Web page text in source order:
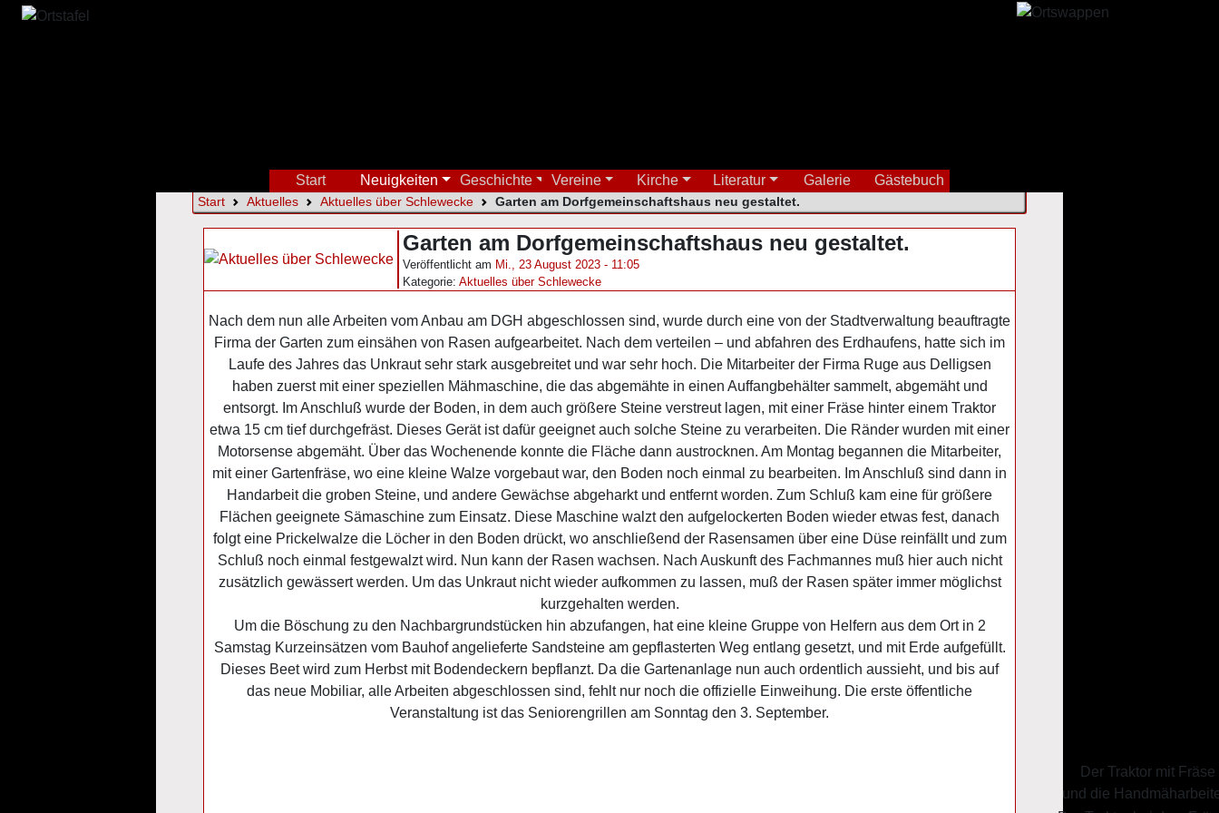
Start Neuigkeiten Geschichte Vereine Kirche Literatur Galerie Gästebuch
Start Aktuelles Aktuelles über Schlewecke Garten am Dorfgemeinschaftshaus neu gestaltet.
Garten am Dorfgemeinschaftshaus neu gestaltet.
Veröffentlicht am Mi., 23 August 2023 - 11:05
Kategorie: Aktuelles über Schlewecke
Nach dem nun alle Arbeiten vom Anbau am DGH abgeschlossen sind, wurde durch eine von der Stadtverwaltung beauftragte
Firma der Garten zum einsähen von Rasen aufgearbeitet. Nach dem verteilen – und abfahren des Erdhaufens, hatte sich im
Laufe des Jahres das Unkraut sehr stark ausgebreitet und war sehr hoch. Die Mitarbeiter der Firma Ruge aus Delligsen
haben zuerst mit einer speziellen Mähmaschine, die das abgemähte in einen Auffangbehälter sammelt, abgemäht und
entsorgt. Im Anschluß wurde der Boden, in dem auch größere Steine verstreut lagen, mit einer Fräse hinter einem Traktor
etwa 15 cm tief durchgefräst. Dieses Gerät ist dafür geeignet auch solche Steine zu verarbeiten. Die Ränder wurden mit einer
Motorsense abgemäht. Über das Wochenende konnte die Fläche dann austrocknen. Am Montag begannen die Mitarbeiter,
mit einer Gartenfräse, wo eine kleine Walze vorgebaut war, den Boden noch einmal zu bearbeiten. Im Anschluß sind dann in
Handarbeit die groben Steine, und andere Gewächse abgeharkt und entfernt worden. Zum Schluß kam eine für größere
Flächen geeignete Sämaschine zum Einsatz. Diese Maschine walzt den aufgelockerten Boden wieder etwas fest, danach
folgt eine Prickelwalze die Löcher in den Boden drückt, wo anschließend der Rasensamen über eine Düse reinfällt und zum
Schluß noch einmal festgewalzt wird. Nun kann der Rasen wachsen. Nach Auskunft des Fachmannes muß hier auch nicht
zusätzlich gewässert werden. Um das Unkraut nicht wieder aufkommen zu lassen, muß der Rasen später immer möglichst
kurzgehalten werden.
Um die Böschung zu den Nachbargrundstücken hin abzufangen, hat eine kleine Gruppe von Helfern aus dem Ort in 2
Samstag Kurzeinsätzen vom Bauhof angelieferte Sandsteine am gepflasterten Weg entlang gesetzt, und mit Erde aufgefüllt.
Dieses Beet wird zum Herbst mit Bodendeckern bepflanzt. Da die Gartenanlage nun auch ordentlich aussieht, und bis auf
das neue Mobiliar, alle Arbeiten abgeschlossen sind, fehlt nur noch die offizielle Einweihung. Die erste öffentliche
Veranstaltung ist das Seniorengrillen am Sonntag den 3. September.
Der Traktor mit Fräse
und die